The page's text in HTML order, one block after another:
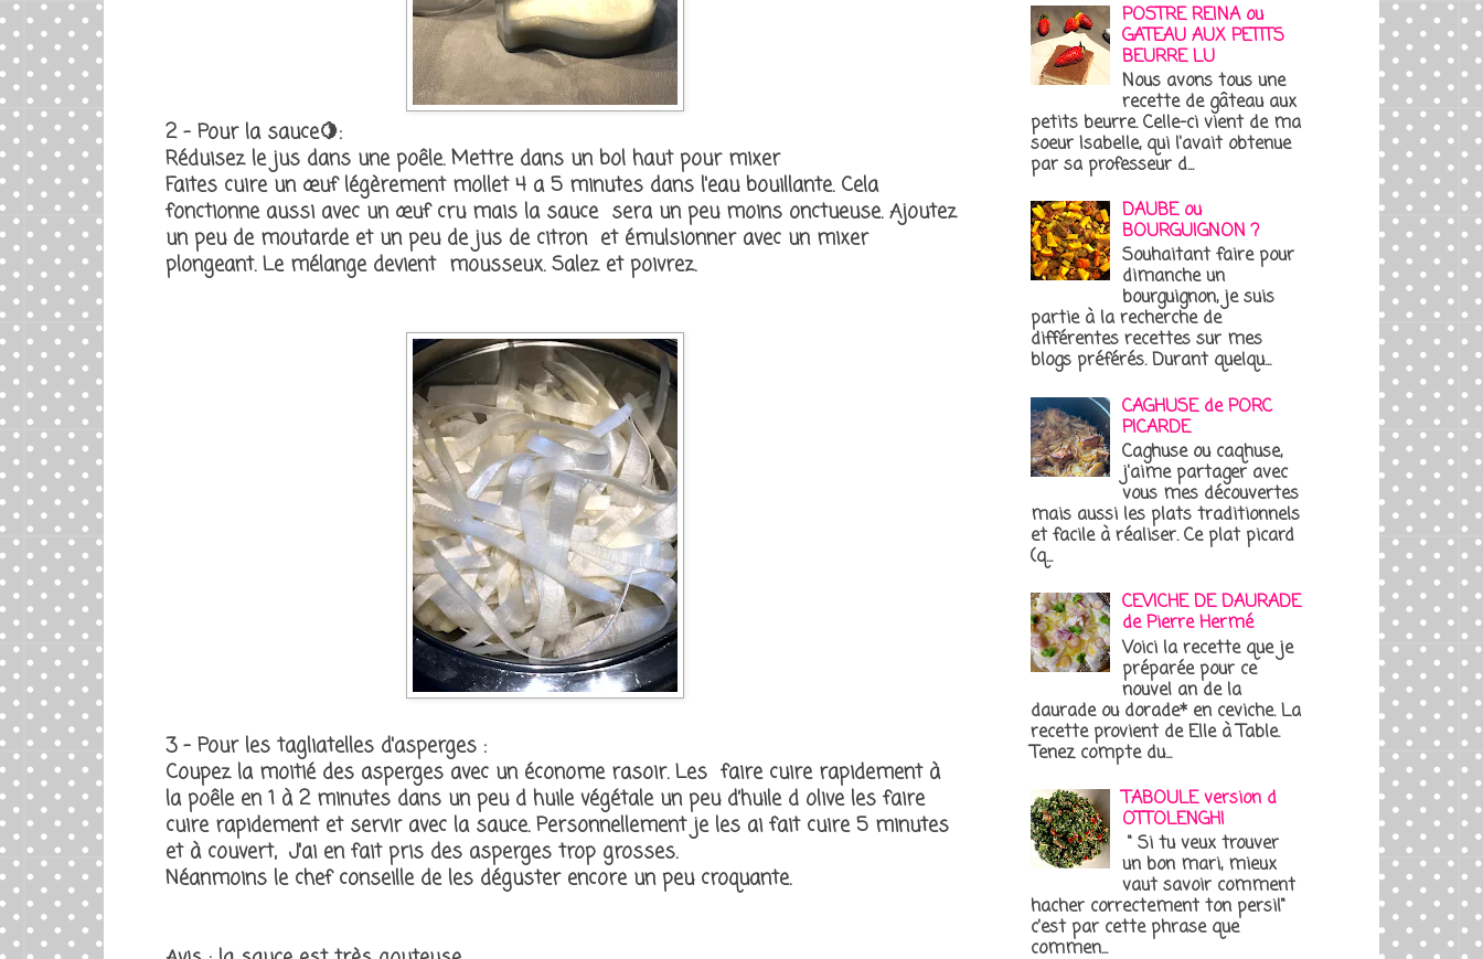
2 - Pour la sauce🍋:
Réduisez le jus dans une poêle. Mettre dans un bol haut pour mixer
Faites cuire un œuf légèrement mollet 4 a 5 minutes dans l'eau bouillante. Cela
fonctionne aussi avec un œuf cru mais la sauce sera un peu moins onctueuse. Ajoutez
un peu de moutarde et un peu de jus de citron et émulsionner avec un mixer
plongeant. Le mélange devient mousseux. Salez et poivrez.
3 - Pour les tagliatelles d'asperges :
Coupez la moitié des asperges avec un économe rasoir. Les faire cuire rapidement à
la poêle en 1 à 2 minutes dans un peu d huile végétale un peu d’huile d olive les faire
cuire rapidement et servir avec la sauce. Personnellement je les ai fait cuire 5 minutes
et à couvert, J'ai en fait pris des asperges trop grosses.
Néanmoins le chef conseille de les déguster encore un peu croquante.
POSTRE REINA ou
GATEAU AUX PETITS
BEURRE LU
Nous avons tous une
recette de gâteau aux
petits beurre. Celle-ci vient de ma
soeur Isabelle, qui l'avait obtenue
par sa professeur d...
DAUBE ou
BOURGUIGNON ?
Souhaitant faire pour
dimanche un
bourguignon, je suis
partie à la recherche de
différentes recettes sur mes
blogs préférés. Durant quelqu...
CAGHUSE de PORC
PICARDE
Caghuse ou caqhuse,
j'aime partager avec
vous mes découvertes
mais aussi les plats traditionnels
et facile à réaliser. Ce plat picard
(q...
CEVICHE DE DAURADE
de Pierre Hermé
Voici la recette que je
préparée pour ce
nouvel an de la
daurade ou dorade* en ceviche. La
recette provient de Elle à Table.
Tenez compte du...
TABOULE version d
OTTOLENGHI
" Si tu veux trouver
un bon mari, mieux
vaut savoir comment
hacher correctement ton persil"
c'est par cette phrase que
commen...